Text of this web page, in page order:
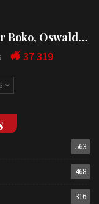
Boko, Oswald…
37 319
563
468
316